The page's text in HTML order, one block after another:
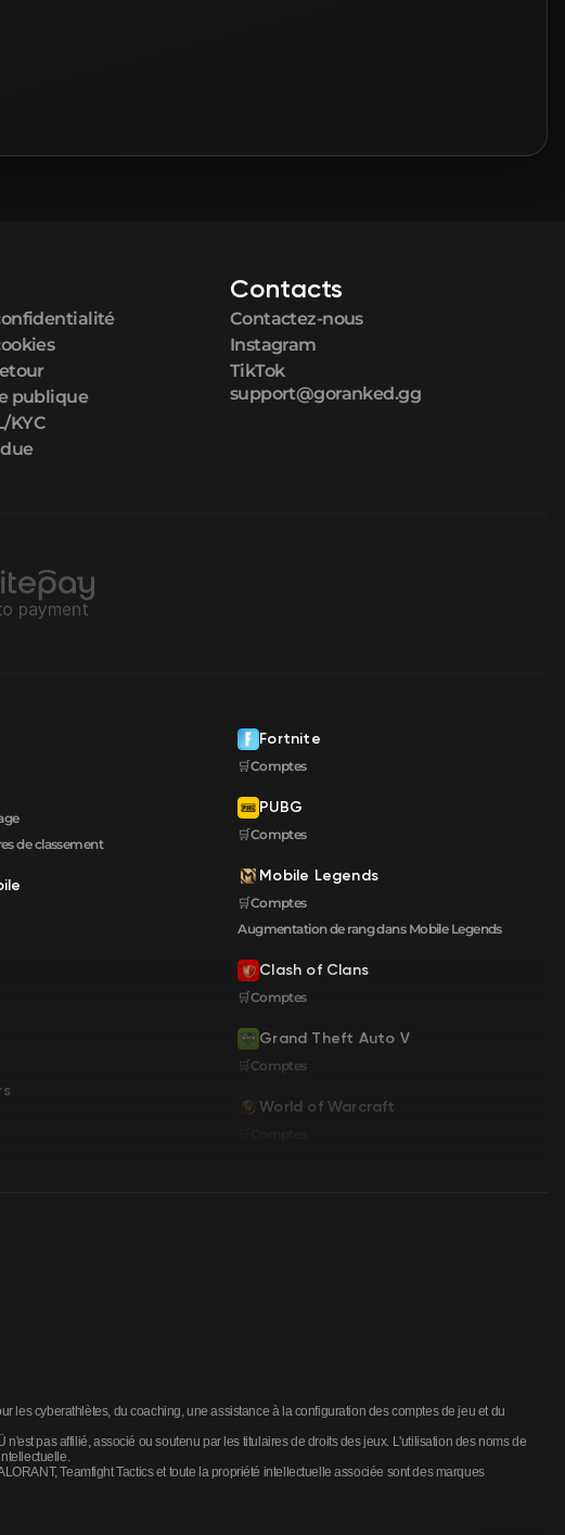
publique
KYC
Contacts
Contactez-nous
Instagram
TikTok
support@goranked.gg
de classement
Fortnite
🛒Comptes
PUBG
🛒Comptes
Mobile Legends
🛒Comptes
Augmentation de rang dans Mobile Legends
Clash of Clans
🛒Comptes
Grand Theft Auto V
🛒Comptes
World of Warcraft
cyberathlètes, du coaching, une assistance à la configuration des comptes de jeu et du
pas affilié, associé ou soutenu par les titulaires de droits des jeux. L'utilisation des noms de
Teamfight Tactics et toute la propriété intellectuelle associée sont des marques